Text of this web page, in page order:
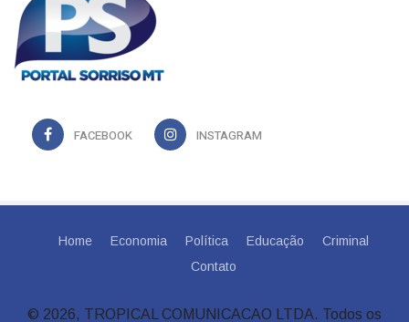
FACEBOOK INSTAGRAM
Home Economia Política Educação
Criminal
Contato
© 2026, TROPICAL COMUNICACAO LTDA. Todos os